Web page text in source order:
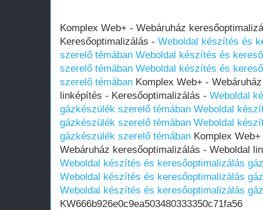
Komplex Web+ - Webáruház
Keresőoptimalizálás - Weboldal készítés és
szerelő témában Weboldal készítés és
szerelő témában Weboldal készítés és
szerelő témában Komplex Web+ -
linképítés - Keresőoptimalizálás - Weboldal
gázkészülék szerelő témában Weboldal
gázkészülék szerelő témában Weboldal
gázkészülék szerelő témában Komplex
Webáruház keresőoptimalizálás - Weboldal
Weboldal készítés és keresőoptimalizálás
Weboldal készítés és keresőoptimalizálás
Weboldal készítés és keresőoptimalizálás
KW666b926e0c9ea503480333350c71fa56